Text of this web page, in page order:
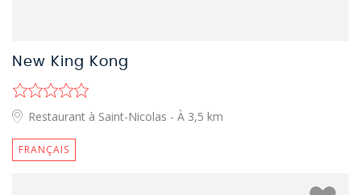
New King Kong
Restaurant à Saint-Nicolas - À 3,5 km
FRANÇAIS